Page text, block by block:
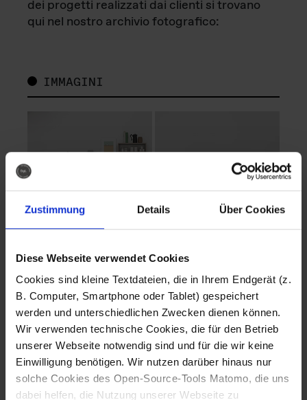
Zustimmung Details Über Cookies
Diese Webseite verwendet Cookies
Cookies sind kleine Textdateien, die in Ihrem Endgerät (z.
B. Computer, Smartphone oder Tablet) gespeichert
werden und unterschiedlichen Zwecken dienen können.
Wir verwenden technische Cookies, die für den Betrieb
unserer Webseite notwendig sind und für die wir keine
Einwilligung benötigen. Wir nutzen darüber hinaus nur
solche Cookies des Open-Source-Tools Matomo, die uns
dabei helfen, die Nutzung unserer Webseite zu
dei progetti realizzati dai clienti si trovano
qui nel nostro archivio fotografico:
IMMAGINI
Fotografo: Lorenz
Sternbach
Download
Fotografo: Lorenz
Sternbach
Download